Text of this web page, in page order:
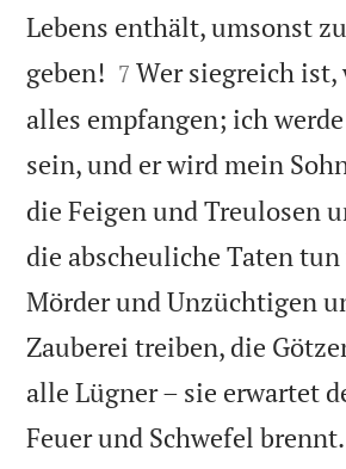
Lebens enthält, umsonst
geben! 

7 Wer siegreich ist,
alles empfangen; ich
sein, und er wird mein
die Feigen und Treulosen
die abscheuliche Taten
Mörder und Unzüchtigen
Zauberei treiben, die
alle Lügner – sie erwartet
Feuer und Schwefel